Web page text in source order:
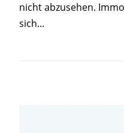
nicht abzusehen.
sich...